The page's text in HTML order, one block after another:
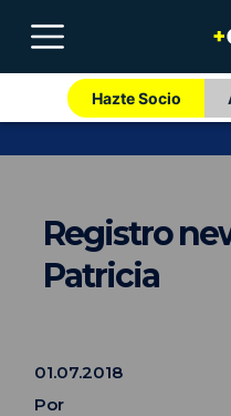
Hazte Socio
Registro
Patricia
01.07.2018
Por